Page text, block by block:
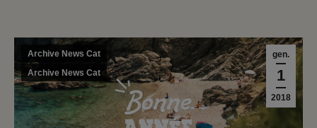
gen.
1
2018
Archive News Cat
Archive News Cat